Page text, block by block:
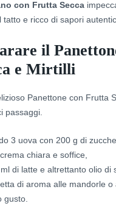
con Frutta Secca
tatto e ricco di sapori
il
e Mirtilli
Panettone con Frutta
passaggi.
3 uova con 200 g di
chiara e soffice,
di latte e altrettanto olio di
di aroma alle mandorle o
gusto.